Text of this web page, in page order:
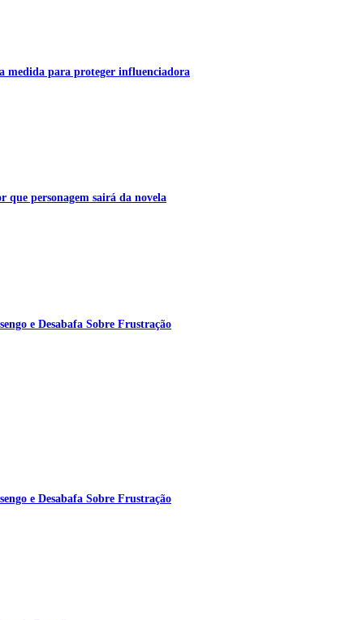
medida para proteger influenciadora
que personagem sairá da novela
e Desabafa Sobre Frustração
e Desabafa Sobre Frustração